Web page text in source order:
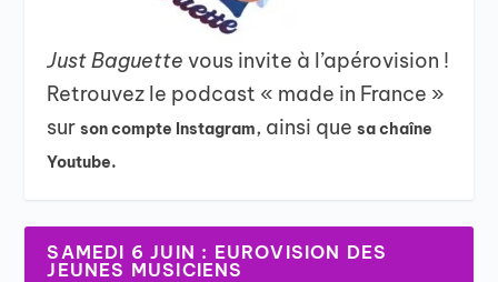
Just Baguettevous invite à l’apérovision !
Retrouvez le podcast « made in France »
surson compte Instagram, ainsi quesa chaîne
Youtube.
SAMEDI 6 JUIN : EUROVISION DES
JEUNES MUSICIENS